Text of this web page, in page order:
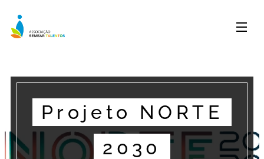
Projeto NORTE
2030